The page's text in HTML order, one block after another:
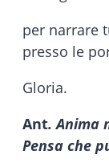
per narrare
presso le
Gloria.
Ant. Anima
Pensa che